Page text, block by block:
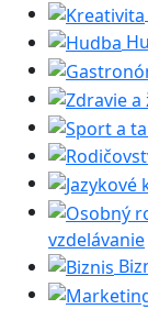
vzdelávanie